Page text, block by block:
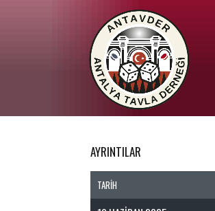
AYRINTILAR
TARIH